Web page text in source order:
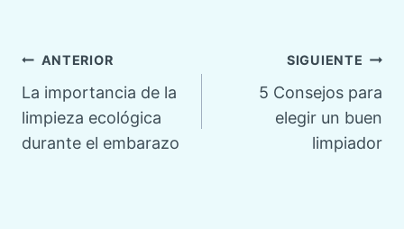
Navegación
de
entradas
ANTERIOR
La importancia de la
limpieza ecológica
durante el embarazo
SIGUIENTE
5 Consejos para
elegir un buen
limpiador